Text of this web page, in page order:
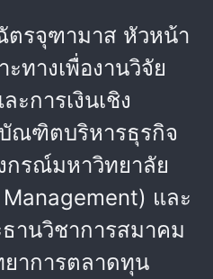
รจุฑามาส หัวหน้า
ทางเพื่องานวิจัย
การเงินเชิง
ณฑิตบริหารธุรกิจ
กรณ์มหาวิทยาลัย
และ
านวิชาการสมาคม
าการตลาดทุน